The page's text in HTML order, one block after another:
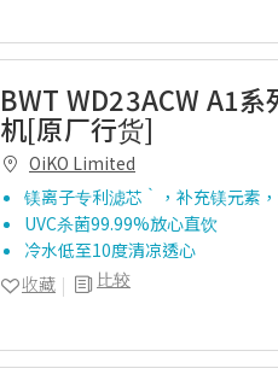
BWT WD23ACW A1
机[原厂行货]
OiKO Limited
镁离子专利滤芯‵，补充镁元素
UVC杀菌99.99%放心直饮
冷水低至10度清凉透心
比较
收藏